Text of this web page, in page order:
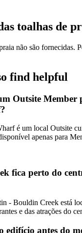
toalhas de
não são fornecidas.
find helpful
Outsite
é um local Outsite
apenas para
fica perto do
- Bouldin Creek está
e das atrações do
edifício antes do